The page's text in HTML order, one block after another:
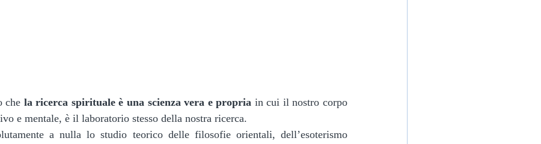
che la ricerca spirituale è una scienza vera e propria in cui il nostro corpo
e mentale, è il laboratorio stesso della nostra ricerca.